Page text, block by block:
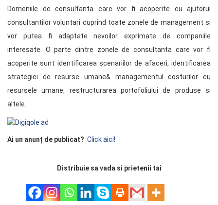
Domeniile de consultanta care vor fi acoperite cu ajutorul
consultantilor voluntari cuprind toate zonele de management si
vor putea fi adaptate nevoilor exprimate de companiile
interesate. O parte dintre zonele de consultanta care vor fi
acoperite sunt identificarea scenariilor de afaceri, identificarea
strategiei de resurse umane& managementul costurilor cu
resursele umane; restructurarea portofoliului de produse si
altele.
Ai un anunț de publicat? Click aici!
Distribuie sa vada si prietenii tai